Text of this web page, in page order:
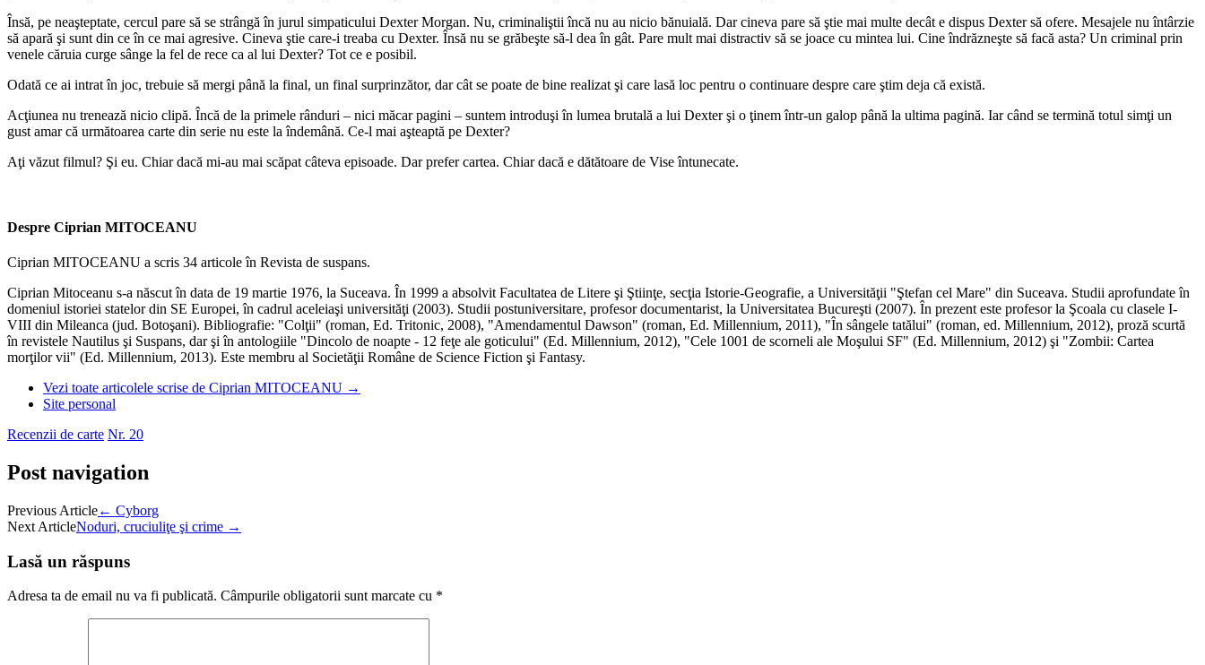
Însă, pe neaşteptate, cercul pare să se strângă în jurul simpaticului Dexter Morgan. Nu, criminaliştii încă nu au nicio bănuială. Dar cineva pare să ştie mai multe decât e dispus Dexter să ofere. Mesajele nu întârzie
să apară şi sunt din ce în ce mai agresive. Cineva ştie care-i treaba cu Dexter. Însă nu se grăbeşte să-l dea în gât. Pare mult mai distractiv să se joace cu mintea lui. Cine îndrăzneşte să facă asta? Un criminal prin
venele căruia curge sânge la fel de rece ca al lui Dexter? Tot ce e posibil.
Odată ce ai intrat în joc, trebuie să mergi până la final, un final surprinzător, dar cât se poate de bine realizat şi care lasă loc pentru o continuare despre care ştim deja că există.
Acţiunea nu trenează nicio clipă. Încă de la primele rânduri – nici măcar pagini – suntem introduşi în lumea brutală a lui Dexter şi o ţinem într-un galop până la ultima pagină. Iar când se termină totul simţi un
gust amar că următoarea carte din serie nu este la îndemână. Ce-l mai aşteaptă pe Dexter?
Aţi văzut filmul? Şi eu. Chiar dacă mi-au mai scăpat câteva episoade. Dar prefer cartea. Chiar dacă e dătătoare de Vise întunecate.
Despre Ciprian MITOCEANU
Ciprian MITOCEANU a scris 34 articole în Revista de suspans.
Ciprian Mitoceanu s-a născut în data de 19 martie 1976, la Suceava. În 1999 a absolvit Facultatea de Litere şi Ştiinţe, secţia Istorie-Geografie, a Universităţii "Ştefan cel Mare" din Suceava. Studii aprofundate în
domeniul istoriei statelor din SE Europei, în cadrul aceleiaşi universităţi (2003). Studii postuniversitare, profesor documentarist, la Universitatea Bucureşti (2007). În prezent este profesor la Şcoala cu clasele I-
VIII din Mileanca (jud. Botoşani). Bibliografie: "Colţii" (roman, Ed. Tritonic, 2008), "Amendamentul Dawson" (roman, Ed. Millennium, 2011), "În sângele tatălui" (roman, ed. Millennium, 2012), proză scurtă
în revistele Nautilus şi Suspans, dar şi în antologiile "Dincolo de noapte - 12 feţe ale goticului" (Ed. Millennium, 2012), "Cele 1001 de scorneli ale Moşului SF" (Ed. Millennium, 2012) şi "Zombii: Cartea
morţilor vii" (Ed. Millennium, 2013). Este membru al Societăţii Române de Science Fiction şi Fantasy.
Vezi toate articolele scrise de Ciprian MITOCEANU →
Site personal
Recenzii de carte Nr. 20
Post navigation
Previous Article← Cyborg
Next ArticleNoduri, cruciuliţe şi crime →
Lasă un răspuns
Adresa ta de email nu va fi publicată. Câmpurile obligatorii sunt marcate cu *